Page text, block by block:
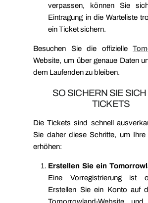
verpassen, können Sie
Eintragung in die Warteliste
ein Ticket sichern.
Besuchen Sie die offizielle
Website, um über genaue Daten
dem Laufenden zu bleiben.
SO SICHERN SIE
TICKETS
Die Tickets sind schnell
Sie daher diese Schritte, um Ihre
erhöhen:
Erstellen Sie ein
Eine Vorregistrierung ist
Erstellen Sie ein Konto auf